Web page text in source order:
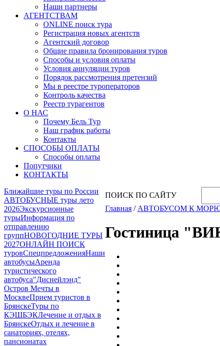
Наши партнеры
АГЕНТСТВАМ
ONLINE поиск тура
Регистрация новых агентств
Агентский договор
Общие правила бронирования туров
Способы и условия оплаты
Условия аннуляции туров
Порядок рассмотрения претензий
Мы в реестре туроператоров
Контроль качества
Реестр турагентов
О НАС
Почему Бель Тур
Наш график работы
Контакты
СПОСОБЫ ОПЛАТЫ
Способы оплаты
Попутчики
КОНТАКТЫ
Ближайшие туры по России
АВТОБУСНЫЕ туры лето
2026Экскурсионные
турыИнформация по
отправлению
группНОВОГОДНИЕ ТУРЫ
2027ОНЛАЙН ПОИСК
туровСпецпредложенияНаши
автобусыАренда
туристического
автобуса"Диснейлэнд"
Остров Мечты в
МосквеПрием туристов в
БрянскеТуры по
КЭШБЭКЛечение и отдых в
БрянскеОтдых и лечение в
санаториях, отелях,
пансионатах
ПОИСК ПО САЙТУ
Главная / АВТОБУСОМ К
Гостиница